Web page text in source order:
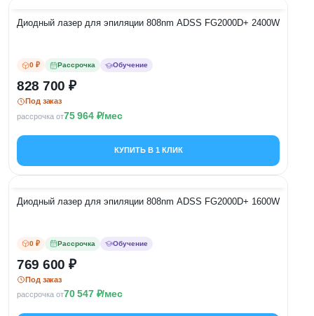
Диодный лазер для эпиляции 808nm ADSS FG2000D+ 2400W
0 ₽ Рассрочка Обучение
828 700
Под заказ
рассрочка от75 964 /мес
КУПИТЬ В 1 КЛИК
Диодный лазер для эпиляции 808nm ADSS FG2000D+ 1600W
0 ₽ Рассрочка Обучение
769 600
Под заказ
рассрочка от70 547 /мес